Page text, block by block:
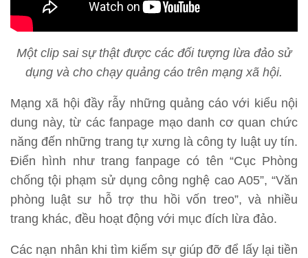
Một clip sai sự thật được các đối tượng lừa đảo sử
dụng và cho chạy quảng cáo trên mạng xã hội.
Mạng xã hội đầy rẫy những quảng cáo với kiểu nội
dung này, từ các fanpage mạo danh cơ quan chức
năng đến những trang tự xưng là công ty luật uy tín.
Điển hình như trang fanpage có tên “Cục Phòng
chống tội phạm sử dụng công nghệ cao A05”, “Văn
phòng luật sư hỗ trợ thu hồi vốn treo”, và nhiều
trang khác, đều hoạt động với mục đích lừa đảo.
Các nạn nhân khi tìm kiếm sự giúp đỡ để lấy lại tiền